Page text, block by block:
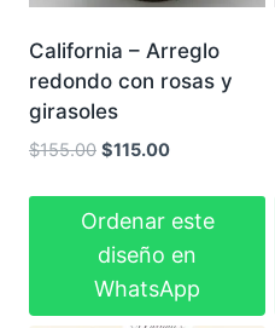
California – Arreglo
redondo con rosas y
girasoles
$155.00 El
era:
$155.00.
$115.00El
es:
$115.00.
Ordenar este
diseño en
WhatsApp